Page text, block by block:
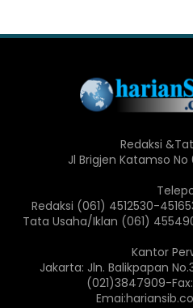
Redaksi
Jl Brigjen Katamso No
Redaksi (061) 4512530-
Tata Usaha/Iklan (061)
Kantor
Jakarta: Jln. Balikpapan
(021)3847909-